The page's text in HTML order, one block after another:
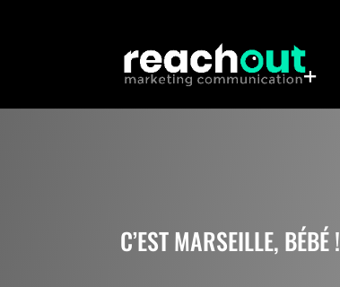
C’EST MARSEILLE, BÉBÉ !